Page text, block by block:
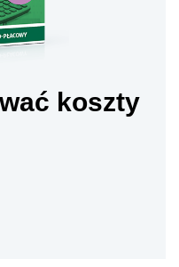
koszty